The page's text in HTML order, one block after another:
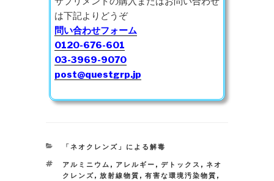
は下記よりどうぞ
問い合わせフォーム
0120-676-601
03-3969-9070
post@questgrp.jp
CATEGORIES
「ネオクレンズ」による解毒
TAGS
アルミニウム , アレルギー ,デトックス ,ネオ
クレンズ,放射線物質 ,有害な環境汚染物質 ,